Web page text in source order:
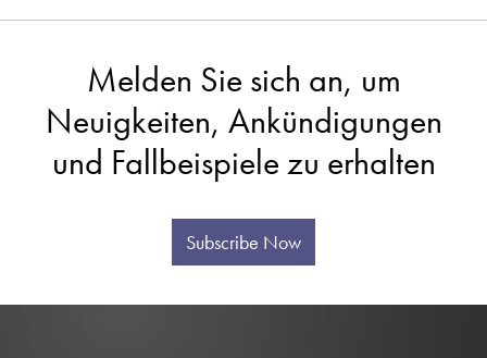
Melden Sie sich an, um
Neuigkeiten, Ankündigungen
und Fallbeispiele zu erhalten
Subscribe Now